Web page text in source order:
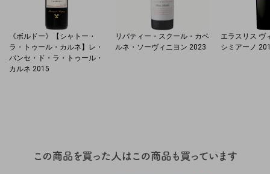
《ボルドー》【シャトー・
ラ・トゥール・カルネ】レ・
パンセ・ド・ラ・トゥール・
カルネ 2015
リバティー・スクール・カベ
ルネ・ソーヴィニヨン 2023
エラスリス ヴ
シミアーノ